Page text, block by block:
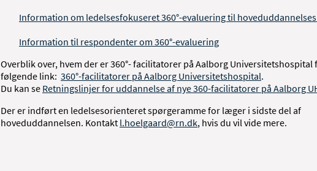
Information om ledelsesfokuseret 360°-evaluering til
Information til respondenter om 360°-evaluering
Overblik over, hvem der er 360°- facilitatorer på Aalborg Universitetshospital
følgende link: 360°-facilitatorer på Aalborg Universitetshospital.
Du kan se Retningslinjer for uddannelse af nye 360-facilitatorer på Aalborg
Der er indført en ledelsesorienteret spørgeramme for læger i sidste del af
hoveduddannelsen. Kontakt l.hoelgaard@rn.dk, hvis du vil vide mere.